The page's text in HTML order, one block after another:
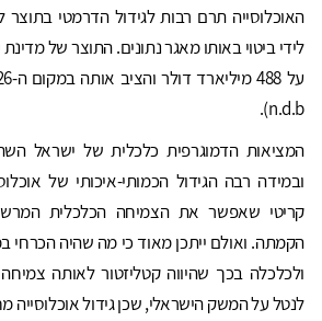
האוכלוסייה תרם רבות לגידול הדרמטי
n.d.b).
ובמידה רבה הגידול הכמותי-איכותי של
קריטי שאפשר את הצמיחה הכלכלית
הקמתה. ואולם ייתכן מאוד כי מה שהיה
ולכלכלה בכך שהיווה קטליזטור לאותה
לנטל על המשק הישראלי, שכן גידול אוכלוסייה